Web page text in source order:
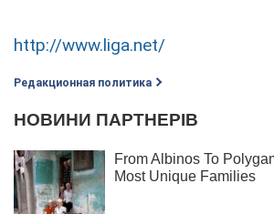
http://www.liga.net/
Редакционная политика